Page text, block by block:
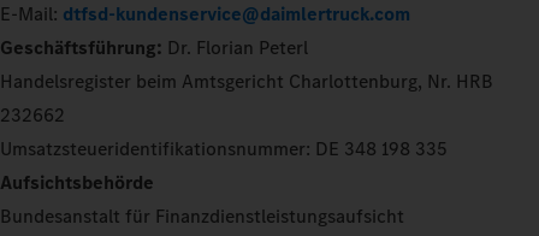
E-Mail: dtfsd-kundenservice@daimlertruck.com
Geschäftsführung: Dr. Florian Peterl
Handelsregister beim Amtsgericht Charlottenburg, Nr. HRB
232662
Umsatzsteueridentifikationsnummer: DE 348 198 335
Aufsichtsbehörde
Bundesanstalt für Finanzdienstleistungsaufsicht